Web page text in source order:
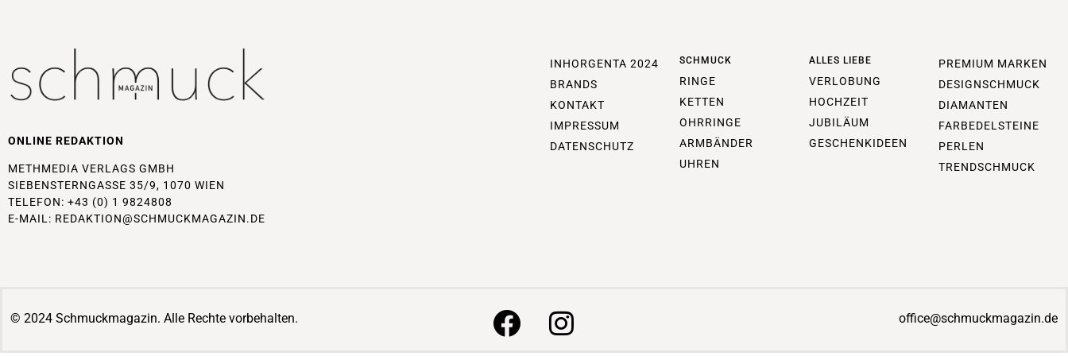
ONLINE REDAKTION
METHMEDIA VERLAGS GMBH
SIEBENSTERNGASSE 35/9, 1070 WIEN
TELEFON: +43 (0) 1 9824808
E-MAIL: REDAKTION@SCHMUCKMAGAZIN.DE
INHORGENTA 2024
BRANDS
KONTAKT
IMPRESSUM
DATENSCHUTZ
SCHMUCK
RINGE
KETTEN
OHRRINGE
ARMBÄNDER
UHREN
ALLES LIEBE
VERLOBUNG
HOCHZEIT
JUBILÄUM
GESCHENKIDEEN
PREMIUM MARKEN
DESIGNSCHMUCK
DIAMANTEN
FARBEDELSTEINE
PERLEN
TRENDSCHMUCK
© 2024 Schmuckmagazin. Alle Rechte vorbehalten. office@schmuckmagazin.de